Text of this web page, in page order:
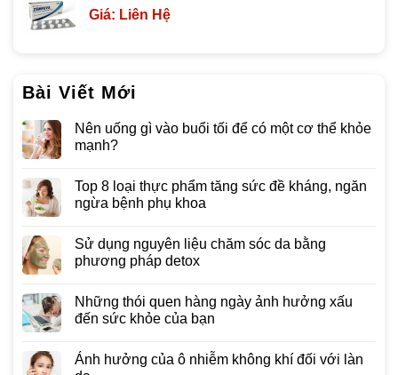
Giá: Liên Hệ
Bài Viết Mới
Nên uống gì vào buổi tối để có một cơ thể khỏe
mạnh?
Top 8 loại thực phẩm tăng sức đề kháng, ngăn
ngừa bệnh phụ khoa
Sử dụng nguyên liệu chăm sóc da bằng
phương pháp detox
Những thói quen hàng ngày ảnh hưởng xấu
đến sức khỏe của bạn
Ảnh hưởng của ô nhiễm không khí đối với làn